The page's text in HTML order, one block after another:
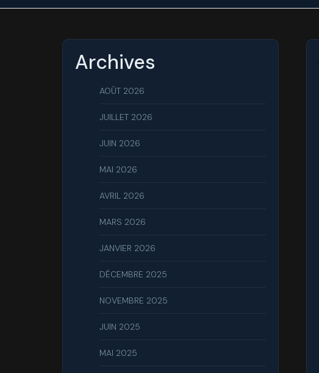
Archives
AOÛT 2026
JUILLET 2026
JUIN 2026
MAI 2026
AVRIL 2026
MARS 2026
JANVIER 2026
DÉCEMBRE 2025
NOVEMBRE 2025
JUIN 2025
MAI 2025